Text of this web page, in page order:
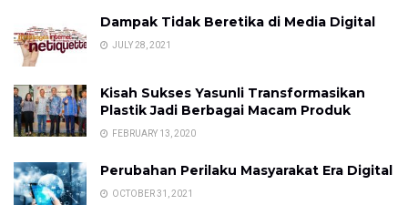
Dampak Tidak Beretika di Media Digital
JULY 28, 2021
Kisah Sukses Yasunli Transformasikan
Plastik Jadi Berbagai Macam Produk
FEBRUARY 13, 2020
Perubahan Perilaku Masyarakat Era Digital
OCTOBER 31, 2021